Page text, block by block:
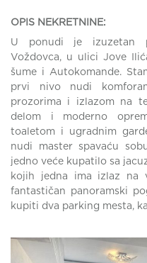
OPIS NEKRETNINE:
U ponudi je izuzetan
Voždovca, u ulici Jove
šume i Autokomande.
prvi nivo nudi
prozorima i izlazom na
delom i moderno
toaletom i ugradnim
nudi master spavaću
jedno veće kupatilo sa
kojih jedna ima izlaz na
fantastičan panoramski
kupiti dva parking mesta,